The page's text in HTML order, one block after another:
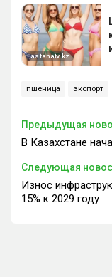
пшеница экспорт
Предыдущая
В Казахстане
Следующая
Износ
15% к 2029 году